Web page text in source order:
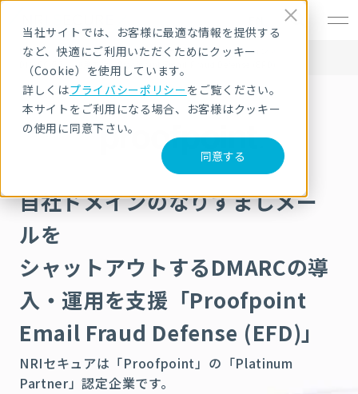
当社サイトでは、お客様に最適な情報を提供する
など、快適にご利用いただくためにクッキー
（Cookie）を使用しています。
詳しくはプライバシーポリシーをご覧ください。
本サイトをご利用になる場合、お客様はクッキー
の使用に同意下さい。
同意する
HOME サービス・製品
セキュリティ製品・ソリューション
DMARC導入・運用支援 Proofpoint Email Fraud Defense (EFD)
自社ドメインのなりすましメー
ルを
シャットアウトするDMARCの導
入・運用を支援「Proofpoint
Email Fraud Defense (EFD)」
NRIセキュアは「Proofpoint」の「Platinum
Partner」認定企業です。